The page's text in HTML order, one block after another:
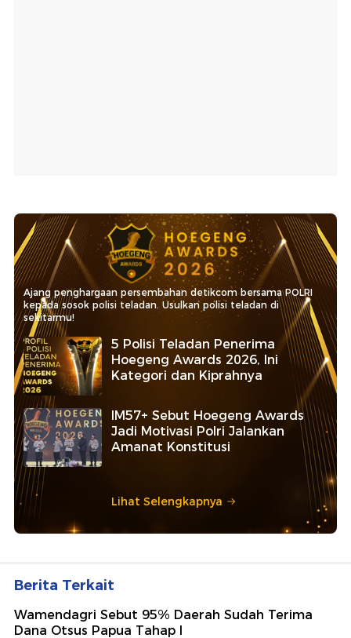
Ajang penghargaan persembahan detikcom bersama POLRI
kepada sosok polisi teladan. Usulkan polisi teladan di
sekitarmu!
5 Polisi Teladan Penerima
Hoegeng Awards 2026, Ini
Kategori dan Kiprahnya
IM57+ Sebut Hoegeng Awards
Jadi Motivasi Polri Jalankan
Amanat Konstitusi
Lihat Selengkapnya
Berita Terkait
Wamendagri Sebut 95% Daerah Sudah Terima
Dana Otsus Papua Tahap I